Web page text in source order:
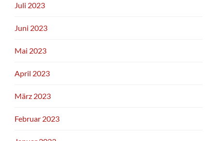
Juli 2023
Juni 2023
Mai 2023
April 2023
März 2023
Februar 2023